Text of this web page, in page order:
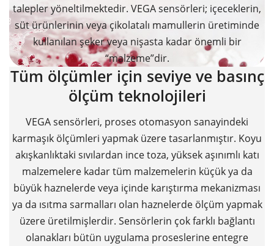
talepler yöneltilmektedir. VEGA sensörleri; içeceklerin,
süt ürünlerinin veya çikolatalı mamullerin üretiminde
kullanılan şeker veya nişasta kadar önemli bir
“malzeme”dir.
Tüm ölçümler için seviye ve basınç
ölçüm teknolojileri
VEGA sensörleri, proses otomasyon sanayindeki
karmaşık ölçümleri yapmak üzere tasarlanmıştır. Koyu
akışkanlıktaki sıvılardan ince toza, yüksek aşınımlı katı
malzemelere kadar tüm malzemelerin küçük ya da
büyük haznelerde veya içinde karıştırma mekanizması
ya da ısıtma sarmalları olan haznelerde ölçüm yapmak
üzere üretilmişlerdir. Sensörlerin çok farklı bağlantı
olanakları bütün uygulama proseslerine entegre